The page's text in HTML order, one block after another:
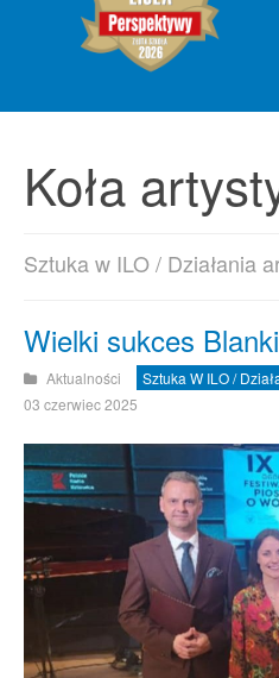
Koła
Sztuka w ILO / Działania
Wielki sukces Blanki
Aktualności
Sztuka W ILO /
03 czerwiec 2025